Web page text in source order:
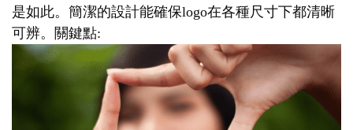
是如此。簡潔的設計能確保logo在各種尺寸下都清晰
可辨。關鍵點: